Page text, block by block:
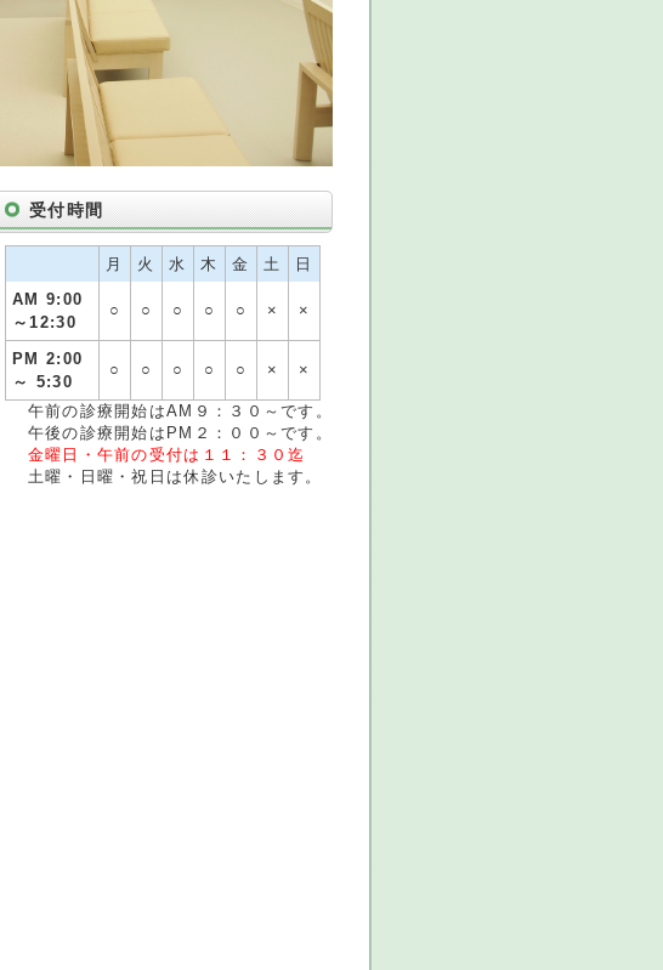
受付時間
月 火 水 木 金 土
日
AM 9:00
～12:30
○ ○ ○ ○ ○ × ×
PM 2:00
～ 5:30
○ ○ ○ ○ ○ × ×
午前の診療開始はAM９：３０～です。
午後の診療開始はPM２：００～です。
金曜日・午前の受付は１１：３０迄
土曜・日曜・祝日は休診いたします。